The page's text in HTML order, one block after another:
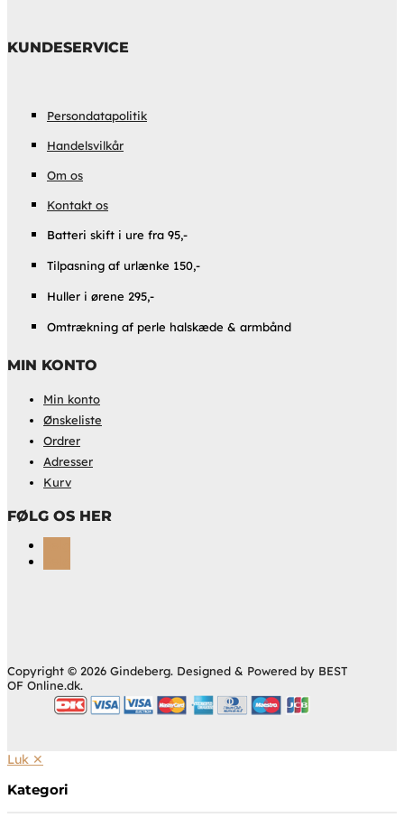
KUNDESERVICE
Persondatapolitik
Handelsvilkår
Om os
Kontakt os
Batteri skift i ure fra 95,-
Tilpasning af urlænke 150,-
Huller i ørene 295,-
Omtrækning af perle halskæde & armbånd
MIN KONTO
Min konto
Ønskeliste
Ordrer
Adresser
Kurv
FØLG OS HER
Copyright © 2026 Gindeberg. Designed & Powered by BEST
OF Online.dk.
Luk ✕
Kategori